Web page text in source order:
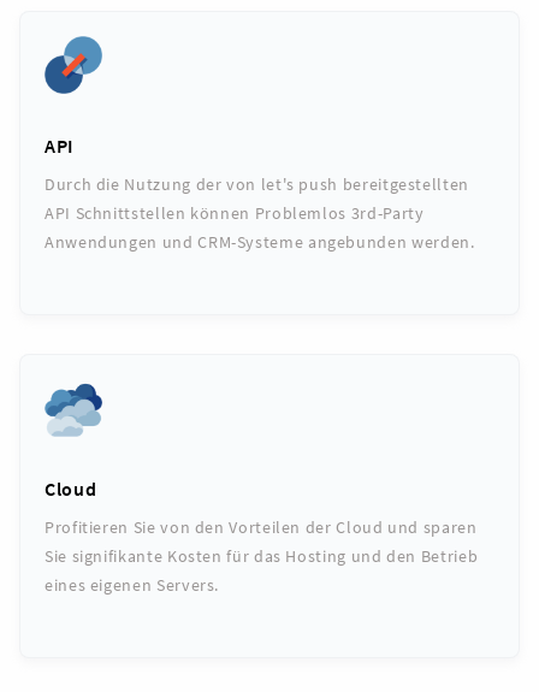
API
Durch die Nutzung der von let's push bereitgestellten
API Schnittstellen können Problemlos 3rd-Party
Anwendungen und CRM-Systeme angebunden werden.
Cloud
Profitieren Sie von den Vorteilen der Cloud und sparen
Sie signifikante Kosten für das Hosting und den Betrieb
eines eigenen Servers.